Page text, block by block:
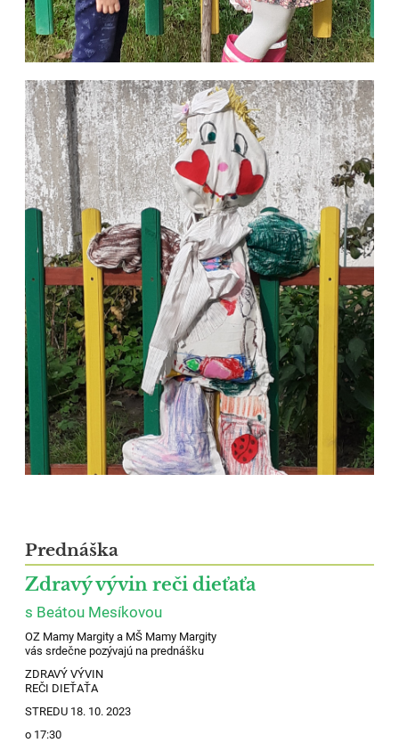
Prednáška
Zdravý vývin reči dieťaťa
s Beátou Mesíkovou
OZ Mamy Margity a MŠ Mamy Margity
vás srdečne pozývajú na prednášku
ZDRAVÝ VÝVIN
REČI DIEŤAŤA
STREDU 18. 10. 2023
o 17:30